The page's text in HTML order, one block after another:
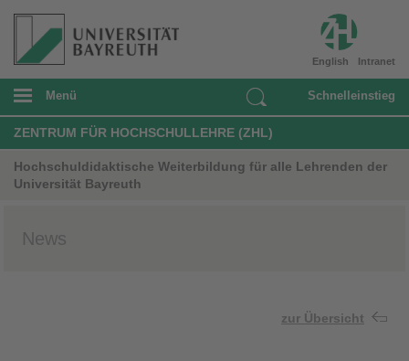
Intranet
English
Menü Schnelleinstieg
ZENTRUM FÜR HOCHSCHULLEHRE (ZHL)
Hochschuldidaktische Weiterbildung für alle Lehrenden der
Universität Bayreuth
News
zur Übersicht